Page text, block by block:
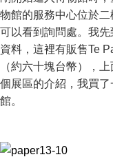
物館的服務中心位於
可以看到詢問處。我
資料，這裡有販售Te
（約六十塊台幣），
個展區的介紹，我買
館。